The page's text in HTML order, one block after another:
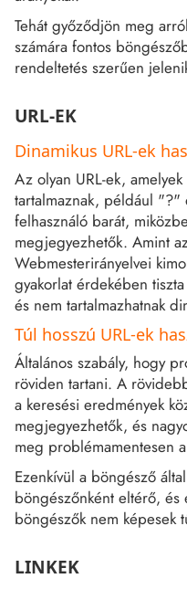
Tehát győződjön meg
számára fontos
rendeltetés szerűen
URL-EK
Dinamikus URL-ek
Az olyan URL-ek,
tartalmaznak, például "?"
felhasználó barát,
megjegyezhetők. Amint
Webmesterirányelvei
gyakorlat érdekében
és nem tartalmazhatnak
Túl hosszú URL-ek
Általános szabály, hogy
röviden tartani. A
a keresési eredmények
megjegyezhetők, és
meg problémamentesen
Ezenkívül a böngésző
böngészőnként eltérő,
böngészők nem képesek
LINKEK